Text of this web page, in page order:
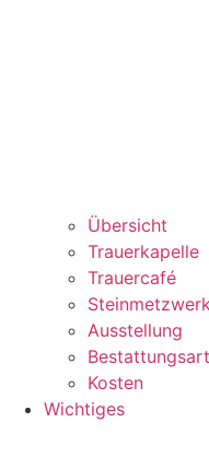
Übersicht
Trauerkapelle
Trauercafé
Ausstellung
Kosten
Wichtiges